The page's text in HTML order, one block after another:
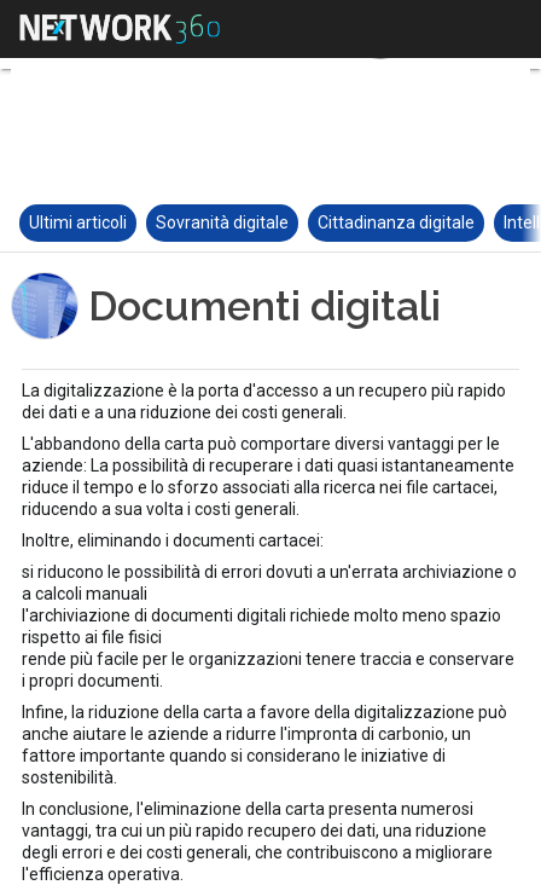
Ultimi articoli Sovranità digitale Cittadinanza digitale
Documenti digitali
La digitalizzazione è la porta d'accesso a un recupero più rapido
dei dati e a una riduzione dei costi generali.
L'abbandono della carta può comportare diversi vantaggi per le
aziende: La possibilità di recuperare i dati quasi istantaneamente
riduce il tempo e lo sforzo associati alla ricerca nei file cartacei,
riducendo a sua volta i costi generali.
Inoltre, eliminando i documenti cartacei:
si riducono le possibilità di errori dovuti a un'errata archiviazione o
a calcoli manuali
l'archiviazione di documenti digitali richiede molto meno spazio
rispetto ai file fisici
rende più facile per le organizzazioni tenere traccia e conservare
i propri documenti.
Infine, la riduzione della carta a favore della digitalizzazione può
anche aiutare le aziende a ridurre l'impronta di carbonio, un
fattore importante quando si considerano le iniziative di
sostenibilità.
In conclusione, l'eliminazione della carta presenta numerosi
vantaggi, tra cui un più rapido recupero dei dati, una riduzione
degli errori e dei costi generali, che contribuiscono a migliorare
l'efficienza operativa.